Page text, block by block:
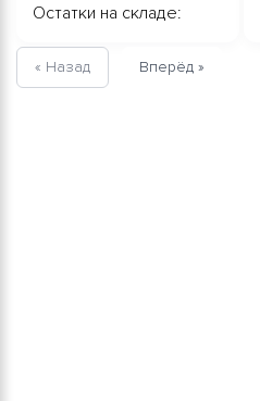
Остатки на складе:
« Назад Вперёд »